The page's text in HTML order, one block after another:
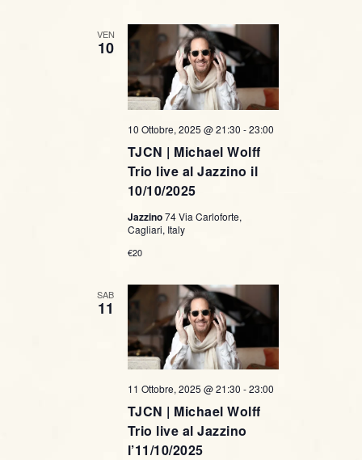
VEN
10
TJCN | Michael Wolff
Trio live al Jazzino il
10/10/2025
10 Ottobre, 2025 @ 21:30 -23:00
Jazzino74 Via Carloforte,
Cagliari, Italy
€20
SAB
11
TJCN | Michael Wolff
Trio live al Jazzino
l’11/10/2025
11 Ottobre, 2025 @ 21:30 -23:00